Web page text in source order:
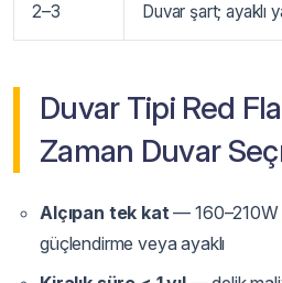
2–3 Duvar şart; ayaklı
Duvar Tipi Red
Zaman Duvar
Alçıpan tek kat— 160–210W
güçlendirme veya ayaklı